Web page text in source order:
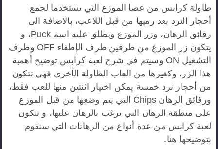
طاولة كرابس من عصا الموزع التي يستخدما لجمع
أحجار النرد بعد رميها من قبل اللاعب، بالاضافة الى
رقائق الرهان، وزر الموزع ويطلق عليه اسم Puck، و
يتكون زر الموزع من طرفين طرف الإطفاء OFF وطرف
التشغيل ON وسيتم في شرح لعبة كرابس توضيح أهمية
هذا الزر، وكغيرها من العاب الطاولة الأخرى فهي تتكون
من أحجار نرد خمسة يمكن اختيار اثنتين منها للعب فقط،
ورقائق الرهان Chips التي يتم وضعها من قبل الموزع
على منطقة الرهان التي يرغب بالرهان عليها، و تتكون
لعبة كرابس من عدة أنواع من الرهانات التي سنقوم
بتوضيحها هنا.